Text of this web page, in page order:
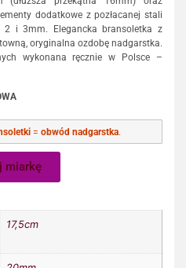
dodatkowe z pozłacanej stali
i 3mm. Elegancka bransoletka z
oryginalna ozdobę nadgarstka.
wykonana ręcznie w Polsce –
= obwód nadgarstka.
miarkę
17,5cm